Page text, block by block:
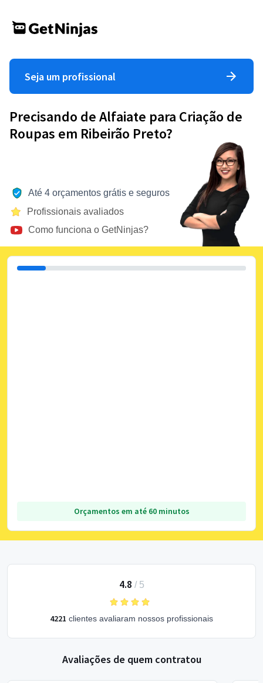
Seja um profissional
Precisando de Alfaiate para Criação de
Roupas em Ribeirão Preto?
Até 4 orçamentos grátis e seguros
Profissionais avaliados
Como funciona o GetNinjas?
Orçamentos em até 60 minutos
4.8 / 5
4221 clientes avaliaram nossos profissionais
Avaliações de quem contratou